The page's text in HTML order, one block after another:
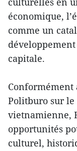
économique,
comme un
capitale.
Conformément
Politburo sur
vietnamienne,
opportunités
culturel,